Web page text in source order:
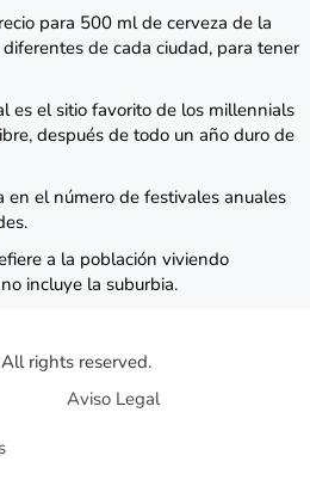
para 500 ml de cerveza de la
de cada ciudad, para tener
es el sitio favorito de los millennials
después de todo un año duro de
en el número de festivales anuales
a la población viviendo
incluye la suburbia.
rights reserved.
Aviso Legal